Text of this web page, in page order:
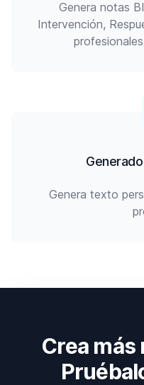
Genera notas
Intervención,
Genera texto
Crea más